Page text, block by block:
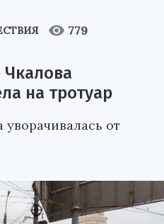
779
Чкалова
на тротуар
от